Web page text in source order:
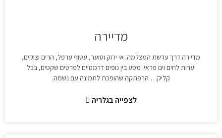
מדיירה
מדיירה דרך עדשת המצלמה. אי ירוק וסוער, עטוף ערפל, הרים וצוקים,
יערות לחים וים פראי. מסע בין נופים דרמטיים לפרטים שקטים, בכל
קליק… הרפתקה שהופכת לתמונה עם נשמה.
לצפייה בגלריה